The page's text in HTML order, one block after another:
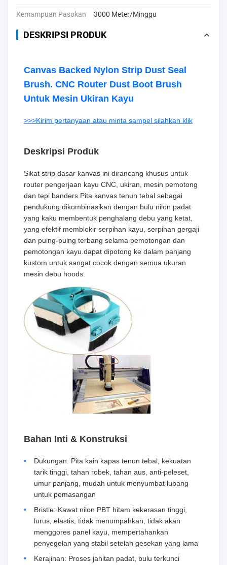
Kemampuan Pasokan 3000 Meter/Minggu
DESKRIPSI PRODUK
Canvas Backed Nylon Strip Dust Seal
Brush. CNC Router Dust Boot Brush
Untuk Mesin Ukiran Kayu
>>>Kirim pertanyaan atau minta sampel silahkan klik
Deskripsi Produk
Sikat strip dasar kanvas ini dirancang khusus untuk
router pengerjaan kayu CNC, ukiran, mesin pemotong
dan tepi banders.Pita kanvas tenun tebal sebagai
pendukung dikombinasikan dengan bulu nilon padat
yang kaku membentuk penghalang debu yang ketat,
yang efektif memblokir serpihan kayu, serpihan gergaji
dan puing-puing terbang selama pemotongan dan
pemotongan kayu.dapat dipotong ke dalam panjang
kustom untuk sangat cocok dengan semua ukuran
mesin debu hoods.
Bahan Inti & Konstruksi
Dukungan: Pita kain kapas tenun tebal, kekuatan
tarik tinggi, tahan robek, tahan aus, anti-peleset,
umur panjang, mudah untuk menyumbat lubang
untuk pemasangan
Bristle: Kawat nilon PBT hitam kekerasan tinggi,
lurus, elastis, tidak menumpahkan, tidak akan
menggores panel kayu, mempertahankan
penyegelan yang stabil setelah gesekan yang lama
Kerajinan: Proses jahitan padat, bulu terkunci